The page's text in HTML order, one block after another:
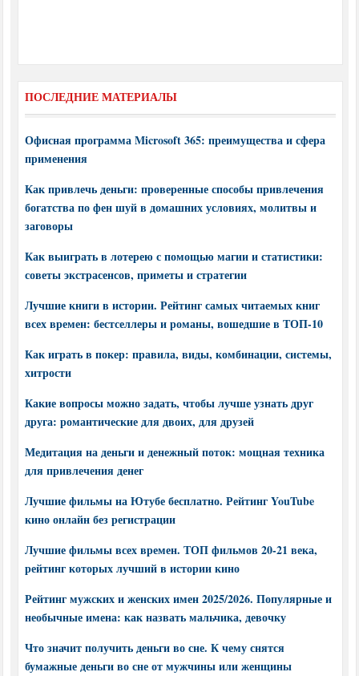
ПОСЛЕДНИЕ МАТЕРИАЛЫ
Офисная программа Microsoft 365: преимущества и сфера
применения
Как привлечь деньги: проверенные способы привлечения
богатства по фен шуй в домашних условиях, молитвы и
заговоры
Как выиграть в лотерею с помощью магии и статистики:
советы экстрасенсов, приметы и стратегии
Лучшие книги в истории. Рейтинг самых читаемых книг
всех времен: бестселлеры и романы, вошедшие в ТОП-10
Как играть в покер: правила, виды, комбинации, системы,
хитрости
Какие вопросы можно задать, чтобы лучше узнать друг
друга: романтические для двоих, для друзей
Медитация на деньги и денежный поток: мощная техника
для привлечения денег
Лучшие фильмы на Ютубе бесплатно. Рейтинг YouTube
кино онлайн без регистрации
Лучшие фильмы всех времен. ТОП фильмов 20-21 века,
рейтинг которых лучший в истории кино
Рейтинг мужских и женских имен 2025/2026. Популярные и
необычные имена: как назвать мальчика, девочку
Что значит получить деньги во сне. К чему снятся
бумажные деньги во сне от мужчины или женщины